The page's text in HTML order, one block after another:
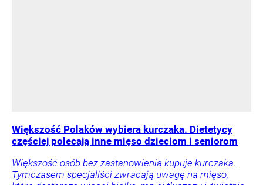
Większość Polaków wybiera kurczaka. Dietetycy
częściej polecają inne mięso dzieciom i seniorom
Większość osób bez zastanowienia kupuje kurczaka.
Tymczasem specjaliści zwracają uwagę na mięso,